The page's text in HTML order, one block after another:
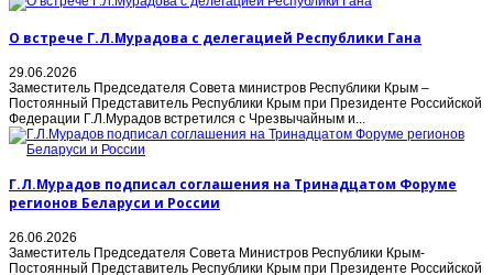
О встрече Г.Л.Мурадова с делегацией Республики Гана
29.06.2026
Заместитель Председателя Совета министров Республики Крым –
Постоянный Представитель Республики Крым при Президенте Российской
Федерации Г.Л.Мурадов встретился с Чрезвычайным и...
Г.Л.Мурадов подписал соглашения на Тринадцатом Форуме
регионов Беларуси и России
26.06.2026
Заместитель Председателя Совета Министров Республики Крым-
Постоянный Представитель Республики Крым при Президенте Российской